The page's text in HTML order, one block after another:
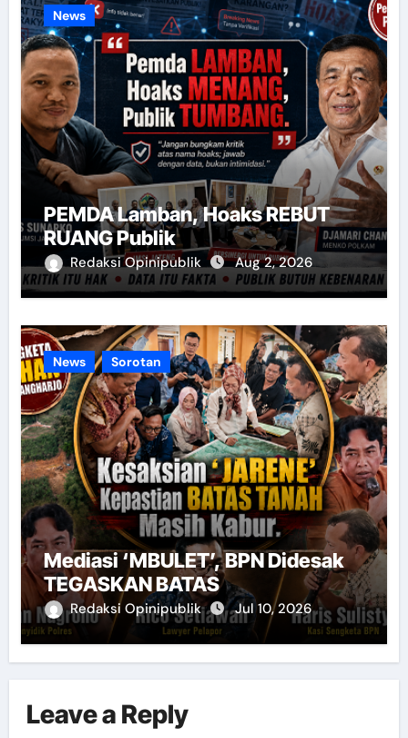
News
PEMDA Lamban, Hoaks REBUT
RUANG Publik
Redaksi Opinipublik Aug 2, 2026
News Sorotan
Mediasi ‘MBULET’, BPN Didesak
TEGASKAN BATAS
Redaksi Opinipublik Jul 10, 2026
Leave a Reply